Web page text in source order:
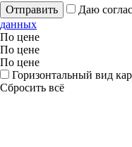
Отправить
Даю
данных
По цене
По цене
По цене
Горизонтальный вид
Сбросить всё